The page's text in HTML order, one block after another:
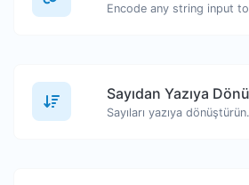
Sayıları yazıya dönüştürün.